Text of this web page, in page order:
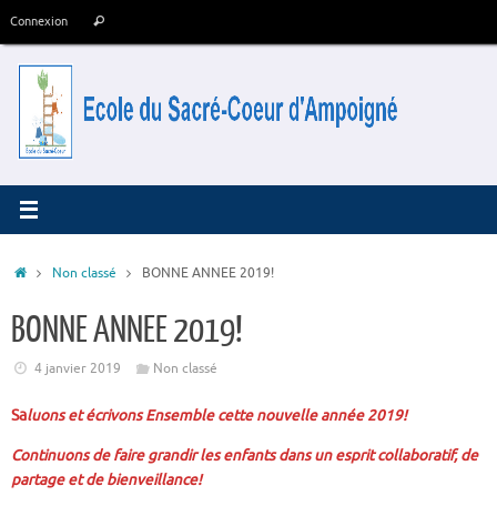
Connexion Rechercher
AccueilNon classé BONNE ANNEE 2019!
BONNE ANNEE 2019!
4 janvier 2019 Non classé
Saluons et écrivons Ensemble cette nouvelle année 2019!
Continuons de faire grandir les enfants dans un esprit collaboratif, de
partage et de bienveillance!